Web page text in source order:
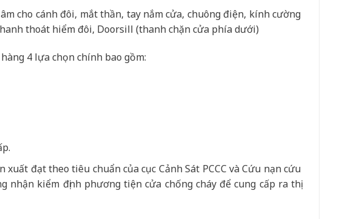
cho cánh đôi, mắt thần, tay nắm cửa, chuông điện, kính cường
thoát hiểm đôi, Doorsill (thanh chặn cửa phía dưới)
4 lựa chọn chính bao gồm:
xuất đạt theo tiêu chuẩn của cục Cảnh Sát PCCC và Cứu nạn cứu
nhận kiểm định phương tiện cửa chống cháy để cung cấp ra thị